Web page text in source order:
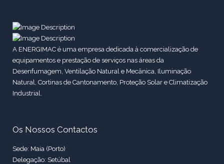
A ENERGIMAC é uma empresa dedicada à comercialização de
equipamentos e prestação de serviços nas áreas da
Desenfumagem, Ventilação Natural e Mecânica, Iluminação
Natural, Cortinas de Cantonamento, Proteção Solar e Climatização
Industrial.
Os Nossos Contactos
Sede: Maia (Porto)
Delegação: Setúbal